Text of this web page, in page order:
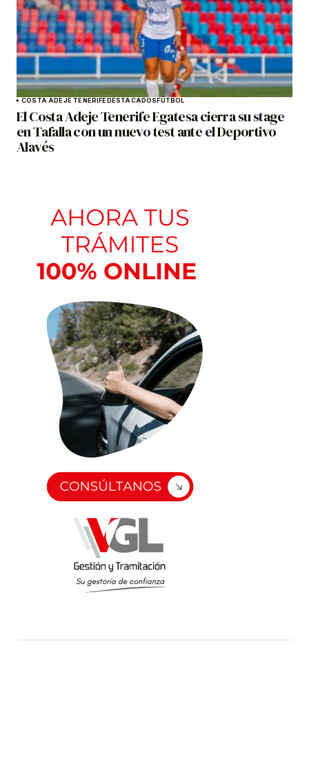
COSTA ADEJE TENERIFE DESTACADOS FÚTBOL
El Costa Adeje Tenerife Egatesa cierra su stage
en Tafalla con un nuevo test ante el Deportivo
Alavés